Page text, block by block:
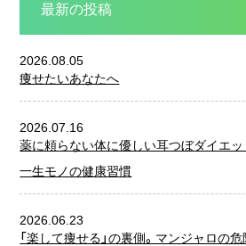
最新の投稿
痩せたいあなたへ
2026.08.05
薬に頼らない体に優しい耳つぼダイエッ
一生モノの健康習慣
2026.07.16
「楽して痩せる」の裏側。マンジャロの
2026.06.23